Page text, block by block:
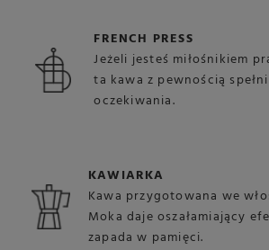
FRENCH PRESS
Jeżeli jesteś miłośnikiem
ta kawa z pewnością
oczekiwania.
KAWIARKA
Kawa przygotowana we
Moka daje oszałamiający
zapada w pamięci.